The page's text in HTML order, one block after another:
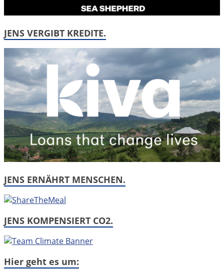
JENS VERGIBT KREDITE.
JENS ERNÄHRT MENSCHEN.
JENS KOMPENSIERT CO2.
Hier geht es um: